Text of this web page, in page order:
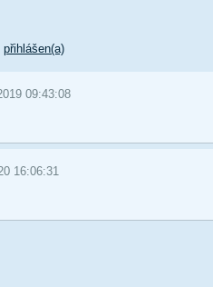
přihlášen(a)
09:43:08
16:06:31